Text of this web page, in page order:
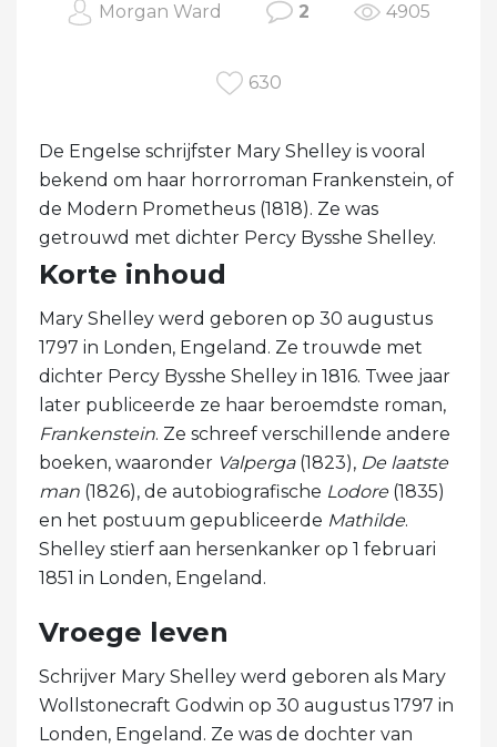
Morgan Ward 2 4905
630
De Engelse schrijfster Mary Shelley is vooral
bekend om haar horrorroman Frankenstein, of
de Modern Prometheus (1818). Ze was
getrouwd met dichter Percy Bysshe Shelley.
Korte inhoud
Mary Shelley werd geboren op 30 augustus
1797 in Londen, Engeland. Ze trouwde met
dichter Percy Bysshe Shelley in 1816. Twee jaar
later publiceerde ze haar beroemdste roman,
Frankenstein. Ze schreef verschillende andere
boeken, waaronder Valperga(1823), De laatste
man (1826), de autobiografische Lodore(1835)
en het postuum gepubliceerde Mathilde.
Shelley stierf aan hersenkanker op 1 februari
1851 in Londen, Engeland.
Vroege leven
Schrijver Mary Shelley werd geboren als Mary
Wollstonecraft Godwin op 30 augustus 1797 in
Londen, Engeland. Ze was de dochter van